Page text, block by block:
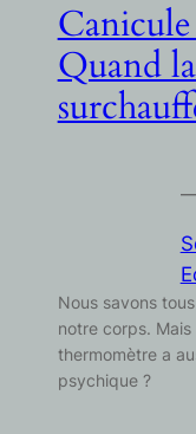
Quand
Nous savons
notre corps.
thermomètre a
psychique ?